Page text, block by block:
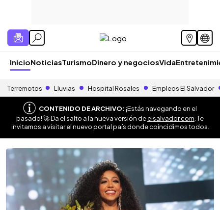
InicioNoticiasTurismoDinero y negociosVida
Terremotos Lluvias Hospital Rosales Empleos El Salvador
CONTENIDO DE ARCHIVO:¡Estás navegando en el
pasado! 🚀 Da el salto a la nueva versión deelsalvador.com . Te
invitamos a visitar el nuevo portal país donde coincidimos todos.